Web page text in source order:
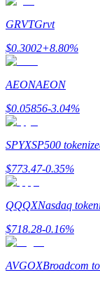
GRVTGrvt
$0.3002+8.80%
AEONAEON
$0.05856-3.04%
SPYXSP500
$773.47-0.35%
QQQXNasdaq
$718.28-0.16%
AVGOXBroadcom